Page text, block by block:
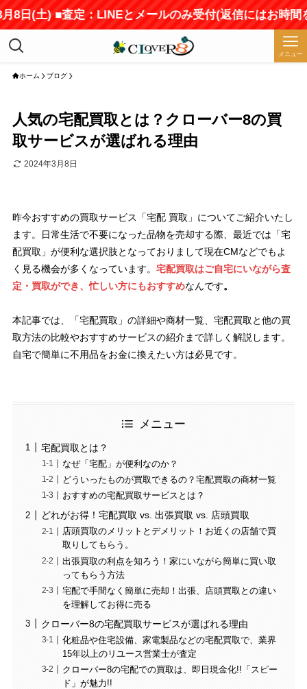
(土) ■査定：LINEとメールのみ受付(返信にはお時間をい
メニュー
ホーム ブログ
人気の宅配買取とは？クローバー8の買
取サービスが選ばれる理由
2024年3月8日
昨今おすすめの買取サービス「宅配 買取」についてご紹介いたし
ます。日常生活で不要になった品物を売却する際、最近では「宅
配買取」が便利な選択肢となっておりまして現在CMなどでもよ
く見る機会が多くなっています。 宅配買取はご自宅にいながら査
定・買取ができ、忙しい方にもおすすめなんです。
本記事では、「宅配買取」の詳細や商材一覧、宅配買取と他の買
取方法の比較やおすすめサービスの紹介まで詳しく解説します。
自宅で簡単に不用品をお金に換えたい方は必見です。
メニュー
宅配買取とは？
なぜ「宅配」が便利なのか？
どういったものが買取できるの？宅配買取の商材一覧
おすすめの宅配買取サービスとは？
どれがお得！宅配買取 vs. 出張買取 vs. 店頭買取
店頭買取のメリットとデメリット！お近くの店舗で買
取りしてもらう。
出張買取の利点を知ろう！家にいながら簡単に買い取
ってもらう方法
宅配で手間なく簡単に売却！出張、店頭買取との違い
を理解してお得に売る
クローバー8の宅配買取サービスが選ばれる理由
化粧品や住宅設備、家電製品などの宅配買取で、業界
15年以上のリユース営業士が査定
クローバー8の宅配での買取は、即日現金化!!「スピー
ド」が魅力!!